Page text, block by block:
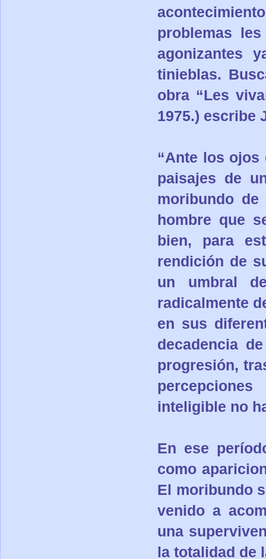
problemas
agonizantes
tinieblas.
obra “Les
1975.) escribe
“Ante los ojos
paisajes de
moribundo
hombre que
bien, para
rendición de
un umbral
radicalmente
en sus
decadencia
progresión,
inteligible no
En ese
como
El moribundo
venido a
una
la totalidad de